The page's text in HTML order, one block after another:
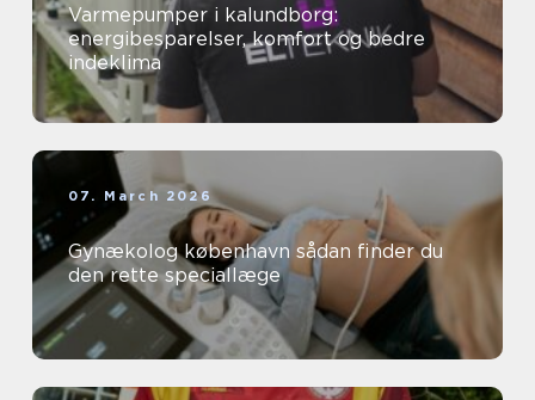
Varmepumper i kalundborg:
energibesparelser, komfort og bedre
indeklima
07. March 2026
Gynækolog københavn sådan finder du
den rette speciallæge